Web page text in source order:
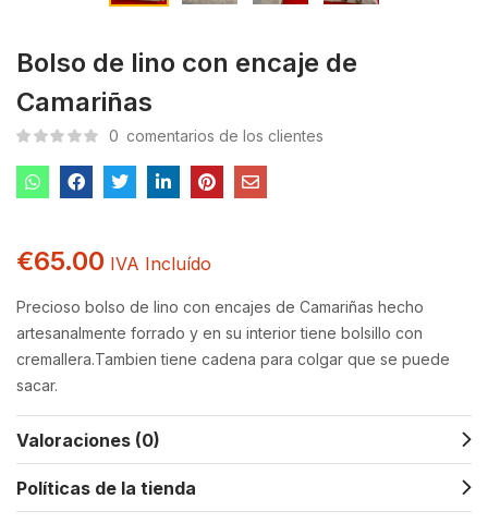
Bolso de lino con encaje de
Camariñas
0 comentarios de los clientes
€65.00 IVA Incluído
Precioso bolso de lino con encajes de Camariñas hecho
artesanalmente forrado y en su interior tiene bolsillo con
cremallera.Tambien tiene cadena para colgar que se puede
sacar.
Valoraciones (0)
Políticas de la tienda